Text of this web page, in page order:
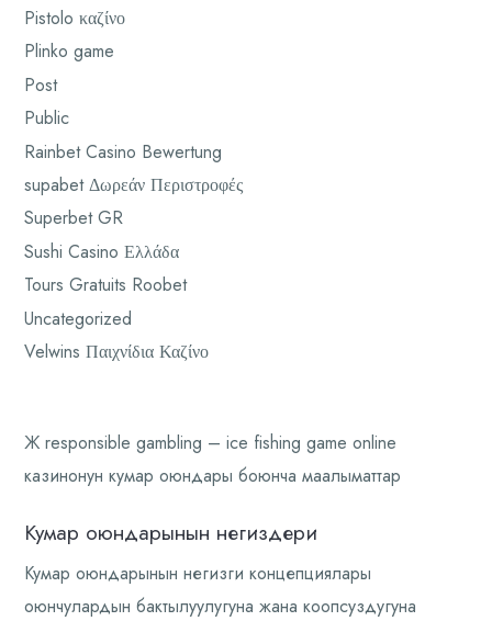
Pistolo καζίνο
Plinko game
Post
Public
Rainbet Casino Bewertung
supabet Δωρεάν Περιστροφές
Superbet GR
Sushi Casino Ελλάδα
Tours Gratuits Roobet
Uncategorized
Velwins Παιχνίδια Καζίνο
Ж responsible gambling – ice fishing game online
казинонун кумар оюндары боюнча маалыматтар
Кумар оюндарынын негиздери
Кумар оюндарынын негизги концепциялары
оюнчулардын бактылуулугуна жана коопсуздугуна